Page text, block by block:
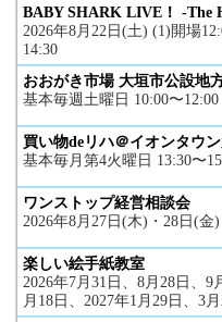
BABY SHARK LIVE！ -The
2026年8月22日(土) (1)開場
14:30
おおがき市場 大垣市公設地
基本毎週土曜日 10:00〜12:00
買い物deリハ＠イオンタウ
基本毎月第4火曜日 13:30〜
ワンストップ経営相談会
2026年8月27日(木)・28日(金)
楽しい絵手紙教室
2026年7月31日、8月28日、9
月18日、2027年1月29日、3